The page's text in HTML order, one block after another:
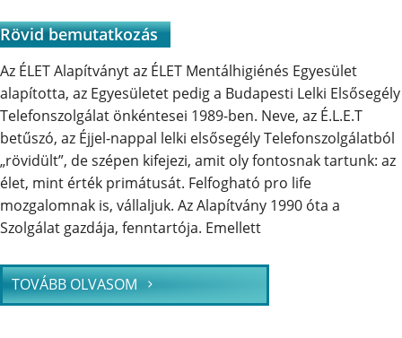
Rövid bemutatkozás
Az ÉLET Alapítványt az ÉLET Mentálhigiénés Egyesület
alapította, az Egyesületet pedig a Budapesti Lelki Elsősegély
Telefonszolgálat önkéntesei 1989-ben. Neve, az É.L.E.T
betűszó, az Éjjel-nappal lelki elsősegély Telefonszolgálatból
„rövidült”, de szépen kifejezi, amit oly fontosnak tartunk: az
élet, mint érték primátusát. Felfogható pro life
mozgalomnak is, vállaljuk. Az Alapítvány 1990 óta a
Szolgálat gazdája, fenntartója. Emellett
TOVÁBB OLVASOM